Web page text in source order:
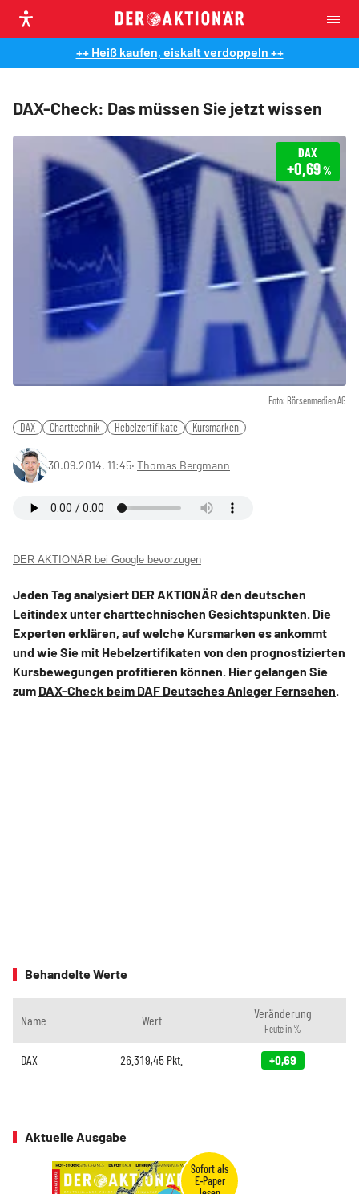
++ Heiß kaufen, eiskalt verdoppeln ++
DAX-Check: Das müssen Sie jetzt wissen
Foto: Börsenmedien AG
DAX
+0,69%
DAX Charttechnik Hebelzertifikate Kursmarken
30.09.2014, 11:45‧ Thomas Bergmann
DER AKTIONÄR bei Google bevorzugen
Jeden Tag analysiert DER AKTIONÄR den deutschen
Leitindex unter charttechnischen Gesichtspunkten. Die
Experten erklären, auf welche Kursmarken es ankommt
und wie Sie mit Hebelzertifikaten von den prognostizierten
Kursbewegungen profitieren können. Hier gelangen Sie
zum DAX-Check beim DAF Deutsches Anleger Fernsehen.
Behandelte Werte
Name Wert Veränderung
Heute in %
DAX 26.319,45 Pkt. +0,69
Aktuelle Ausgabe